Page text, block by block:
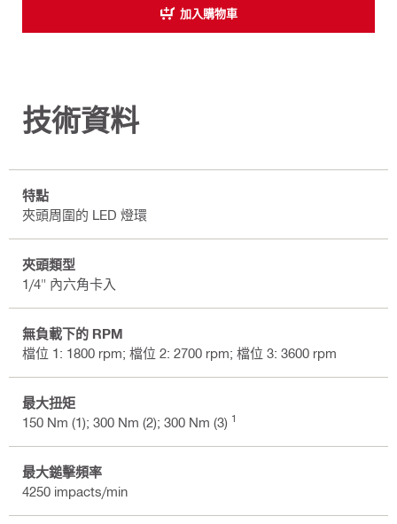
加入購物車
技術資料
特點
夾頭周圍的 LED 燈環
夾頭類型
1/4" 內六角卡入
無負載下的 RPM
檔位 1: 1800 rpm; 檔位 2: 2700 rpm; 檔位 3: 3600 rpm
最大扭矩
150 Nm (1); 300 Nm (2); 300 Nm (3) 1
最大鎚擊頻率
4250 impacts/min